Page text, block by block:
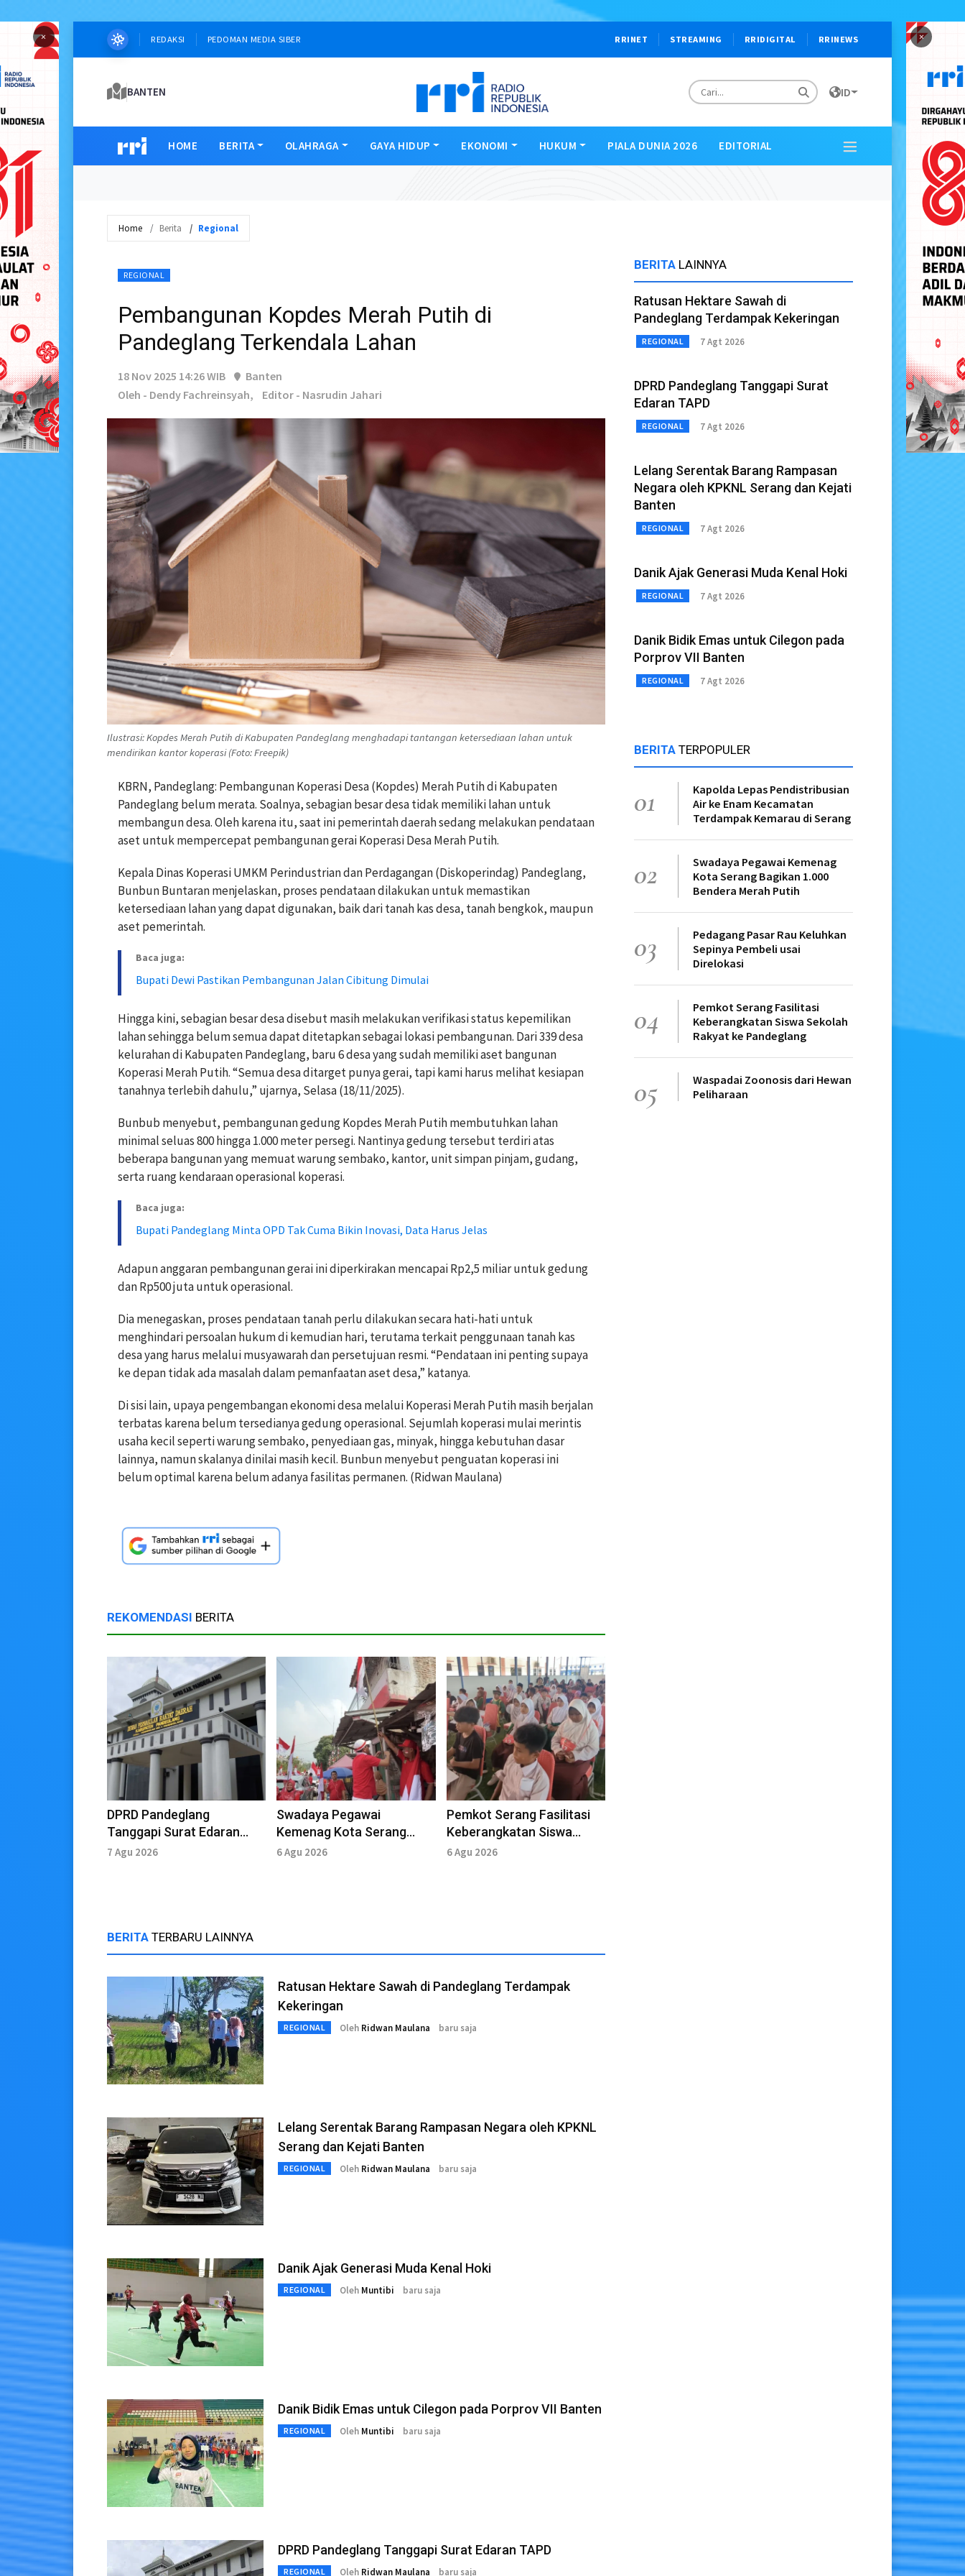
× ×
REDAKSI PEDOMAN MEDIA SIBER RRINET STREAMING RRIDIGITAL RRINEWS
BANTEN ID
HOME BERITA OLAHRAGA GAYA HIDUP EKONOMI HUKUM PIALA DUNIA 2026 EDITORIAL
Home Berita Regional
REGIONAL
Pembangunan Kopdes Merah Putih di
Pandeglang Terkendala Lahan
18 Nov 2025 14:26 WIB
Banten
Oleh - Dendy Fachreinsyah,
Editor - Nasrudin Jahari
Ilustrasi: Kopdes Merah Putih di Kabupaten Pandeglang menghadapi tantangan ketersediaan lahan untuk
mendirikan kantor koperasi (Foto: Freepik)
KBRN, Pandeglang: Pembangunan Koperasi Desa (Kopdes) Merah Putih di Kabupaten
Pandeglang belum merata. Soalnya, sebagian besar desa tidak memiliki lahan untuk
membangun desa. Oleh karena itu, saat ini pemerintah daerah sedang melakukan pendataan
aset untuk mempercepat pembangunan gerai Koperasi Desa Merah Putih.
Kepala Dinas Koperasi UMKM Perindustrian dan Perdagangan (Diskoperindag) Pandeglang,
Bunbun Buntaran menjelaskan, proses pendataan dilakukan untuk memastikan
ketersediaan lahan yang dapat digunakan, baik dari tanah kas desa, tanah bengkok, maupun
aset pemerintah.
Baca juga:
Bupati Dewi Pastikan Pembangunan Jalan Cibitung Dimulai
Hingga kini, sebagian besar desa disebut masih melakukan verifikasi status kepemilikan
lahan sehingga belum semua dapat ditetapkan sebagai lokasi pembangunan. Dari 339 desa
kelurahan di Kabupaten Pandeglang, baru 6 desa yang sudah memiliki aset bangunan
Koperasi Merah Putih. “Semua desa ditarget punya gerai, tapi kami harus melihat kesiapan
tanahnya terlebih dahulu,” ujarnya, Selasa (18/11/2025).
Bunbub menyebut, pembangunan gedung Kopdes Merah Putih membutuhkan lahan
minimal seluas 800 hingga 1.000 meter persegi. Nantinya gedung tersebut terdiri atas
beberapa bangunan yang memuat warung sembako, kantor, unit simpan pinjam, gudang,
serta ruang kendaraan operasional koperasi.
Baca juga:
Bupati Pandeglang Minta OPD Tak Cuma Bikin Inovasi, Data Harus Jelas
Adapun anggaran pembangunan gerai ini diperkirakan mencapai Rp2,5 miliar untuk gedung
dan Rp500 juta untuk operasional.
Dia menegaskan, proses pendataan tanah perlu dilakukan secara hati-hati untuk
menghindari persoalan hukum di kemudian hari, terutama terkait penggunaan tanah kas
desa yang harus melalui musyawarah dan persetujuan resmi. “Pendataan ini penting supaya
ke depan tidak ada masalah dalam pemanfaatan aset desa,” katanya.
Di sisi lain, upaya pengembangan ekonomi desa melalui Koperasi Merah Putih masih berjalan
terbatas karena belum tersedianya gedung operasional. Sejumlah koperasi mulai merintis
usaha kecil seperti warung sembako, penyediaan gas, minyak, hingga kebutuhan dasar
lainnya, namun skalanya dinilai masih kecil. Bunbun menyebut penguatan koperasi ini
belum optimal karena belum adanya fasilitas permanen. (Ridwan Maulana)
REKOMENDASI BERITA
DPRD Pandeglang
Tanggapi Surat Edaran
TAPD
7 Agu 2026
Swadaya Pegawai
Kemenag Kota Serang
Bagikan 1.000 Bendera
6 Agu 2026
Pemkot Serang Fasilitasi
Keberangkatan Siswa
Sekolah Rakyat ke
6 Agu 2026
BERITA TERBARU LAINNYA
Ratusan Hektare Sawah di Pandeglang Terdampak
Kekeringan
REGIONAL Oleh Ridwan Maulana baru saja
Lelang Serentak Barang Rampasan Negara oleh KPKNL
Serang dan Kejati Banten
REGIONAL Oleh Ridwan Maulana baru saja
Danik Ajak Generasi Muda Kenal Hoki
REGIONAL Oleh Muntibi baru saja
Danik Bidik Emas untuk Cilegon pada Porprov VII Banten
REGIONAL Oleh Muntibi baru saja
DPRD Pandeglang Tanggapi Surat Edaran TAPD
REGIONAL Oleh Ridwan Maulana baru saja
BERITA LAINNYA
Ratusan Hektare Sawah di
Pandeglang Terdampak Kekeringan
REGIONAL 7 Agt 2026
DPRD Pandeglang Tanggapi Surat
Edaran TAPD
REGIONAL 7 Agt 2026
Lelang Serentak Barang Rampasan
Negara oleh KPKNL Serang dan Kejati
Banten
REGIONAL 7 Agt 2026
Danik Ajak Generasi Muda Kenal Hoki
REGIONAL 7 Agt 2026
Danik Bidik Emas untuk Cilegon pada
Porprov VII Banten
REGIONAL 7 Agt 2026
BERITA TERPOPULER
01
Kapolda Lepas Pendistribusian
Air ke Enam Kecamatan
Terdampak Kemarau di Serang
02
Swadaya Pegawai Kemenag
Kota Serang Bagikan 1.000
Bendera Merah Putih
03
Pedagang Pasar Rau Keluhkan
Sepinya Pembeli usai
Direlokasi
04
Pemkot Serang Fasilitasi
Keberangkatan Siswa Sekolah
Rakyat ke Pandeglang
05
Waspadai Zoonosis dari Hewan
Peliharaan